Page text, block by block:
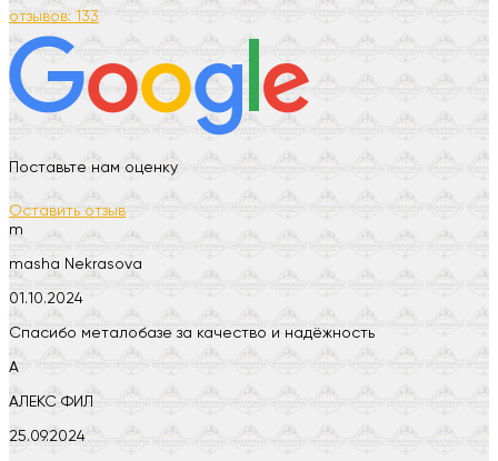
отзывов: 133
Поставьте нам оценку
Оставить отзыв
m
masha Nekrasova
01.10.2024
Спасибо металобазе за качество и надёжность
А
АЛЕКС ФИЛ
25.09.2024